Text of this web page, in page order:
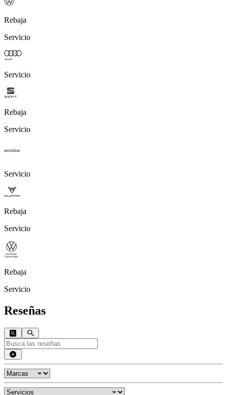
Rebaja
Servicio
Servicio
Rebaja
Servicio
Servicio
Rebaja
Servicio
Rebaja
Servicio
Reseñas